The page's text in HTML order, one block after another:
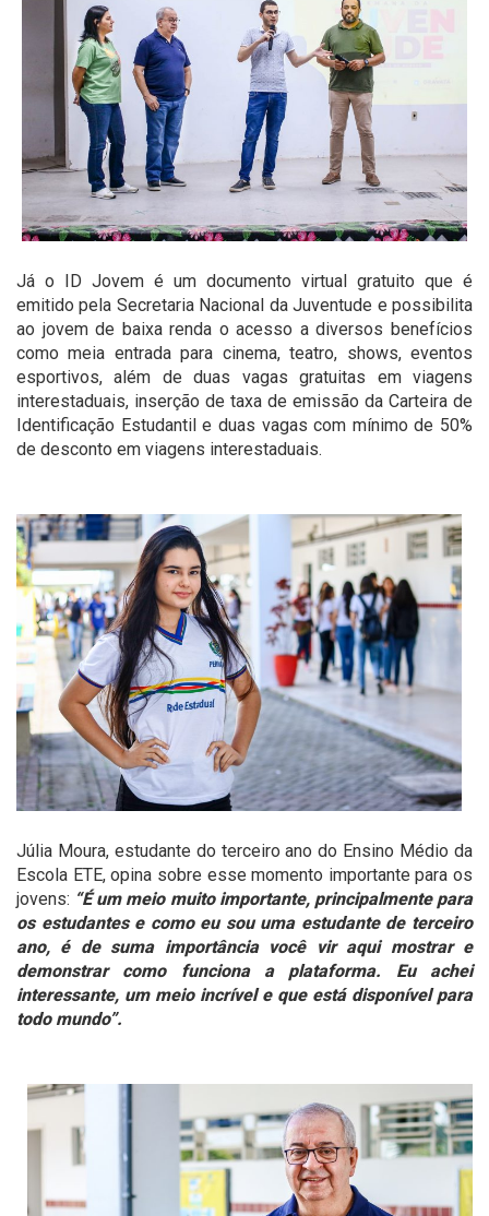
Já o ID Jovem é um documento virtual gratuito que é
emitido pela Secretaria Nacional da Juventude e possibilita
ao jovem de baixa renda o acesso a diversos benefícios
como meia entrada para cinema, teatro, shows, eventos
esportivos, além de duas vagas gratuitas em viagens
interestaduais, inserção de taxa de emissão da Carteira de
Identificação Estudantil e duas vagas com mínimo de 50%
de desconto em viagens interestaduais.
Júlia Moura, estudante do terceiro ano do Ensino Médio da
Escola ETE, opina sobre esse momento importante para os
jovens: “É um meio muito importante, principalmente para
os estudantes e como eu sou uma estudante de terceiro
ano, é de suma importância você vir aqui mostrar e
demonstrar como funciona a plataforma. Eu achei
interessante, um meio incrível e que está disponível para
todo mundo”.